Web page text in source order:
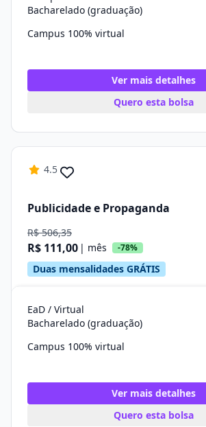
Bacharelado (graduação)
Campus 100% virtual
Ver mais detalhes
Quero esta bolsa
4.5
Publicidade e Propaganda
R$ 506,35
R$ 111,00 | mês -78%
Duas mensalidades GRÁTIS
EaD / Virtual
Bacharelado (graduação)
Campus 100% virtual
Ver mais detalhes
Quero esta bolsa